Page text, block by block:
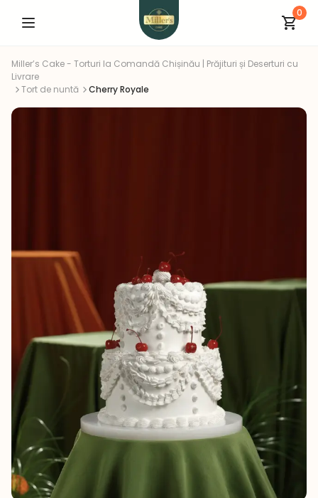
0
Miller’s Cake - Torturi la Comandă Chișinău | Prăjituri și Deserturi cu
Livrare
Tort de nuntă
Cherry Royale